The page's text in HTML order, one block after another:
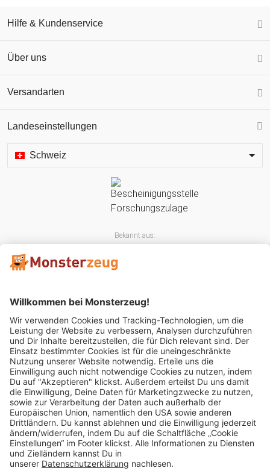
Hilfe & Kundenservice
Über uns
Versandarten
Landeseinstellungen
Schweiz
Bekannt aus:
Mitglied im:
Impressum AGB Widerrufsbelehrung